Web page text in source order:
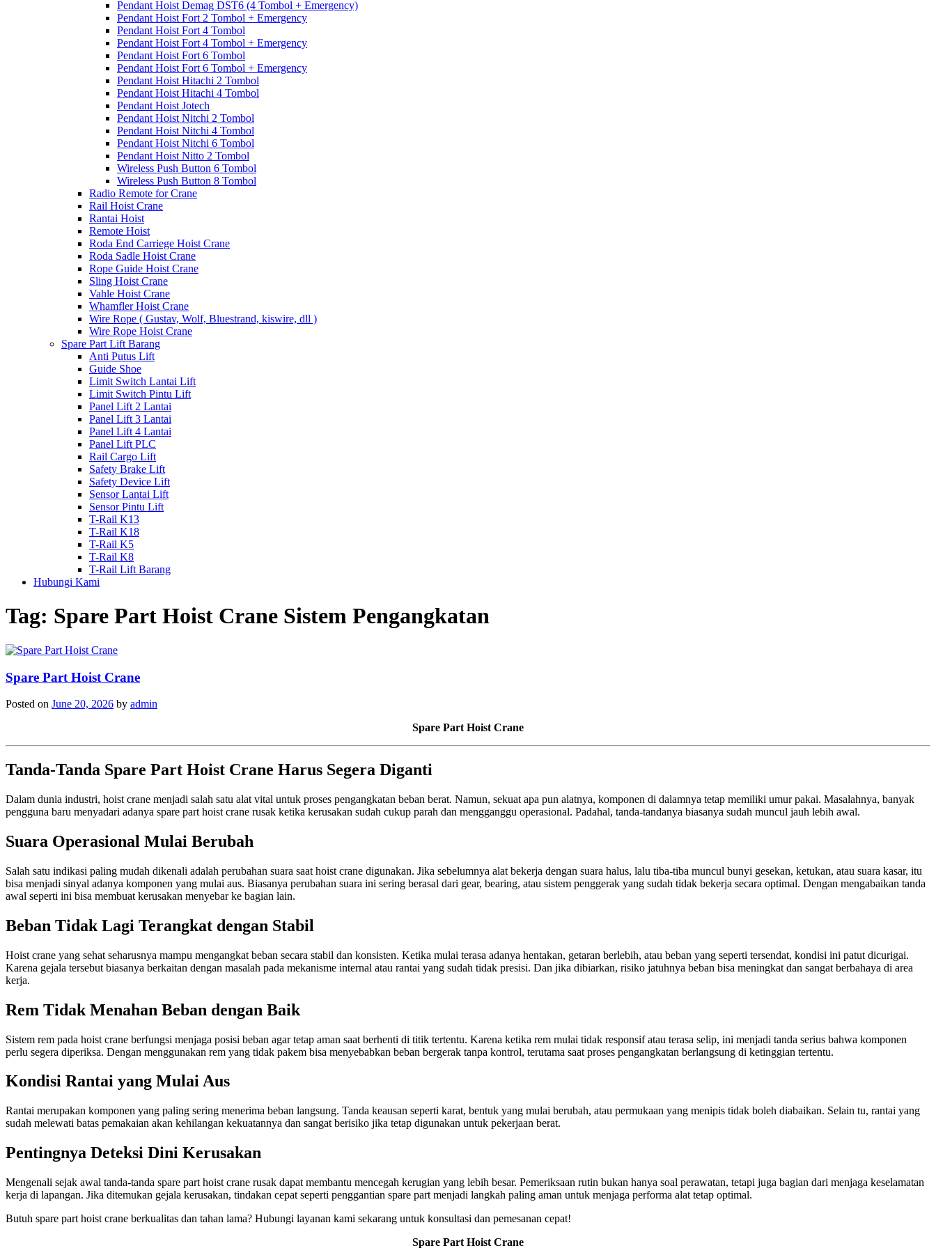
Pendant Hoist Demag DST6 (4 Tombol + Emergency)
Pendant Hoist Fort 2 Tombol + Emergency
Pendant Hoist Fort 4 Tombol
Pendant Hoist Fort 4 Tombol + Emergency
Pendant Hoist Fort 6 Tombol
Pendant Hoist Fort 6 Tombol + Emergency
Pendant Hoist Hitachi 2 Tombol
Pendant Hoist Hitachi 4 Tombol
Pendant Hoist Jotech
Pendant Hoist Nitchi 2 Tombol
Pendant Hoist Nitchi 4 Tombol
Pendant Hoist Nitchi 6 Tombol
Pendant Hoist Nitto 2 Tombol
Wireless Push Button 6 Tombol
Wireless Push Button 8 Tombol
Radio Remote for Crane
Rail Hoist Crane
Rantai Hoist
Remote Hoist
Roda End Carriege Hoist Crane
Roda Sadle Hoist Crane
Rope Guide Hoist Crane
Sling Hoist Crane
Vahle Hoist Crane
Whamfler Hoist Crane
Wire Rope ( Gustav, Wolf, Bluestrand, kiswire, dll )
Wire Rope Hoist Crane
Spare Part Lift Barang
Anti Putus Lift
Guide Shoe
Limit Switch Lantai Lift
Limit Switch Pintu Lift
Panel Lift 2 Lantai
Panel Lift 3 Lantai
Panel Lift 4 Lantai
Panel Lift PLC
Rail Cargo Lift
Safety Brake Lift
Safety Device Lift
Sensor Lantai Lift
Sensor Pintu Lift
T-Rail K13
T-Rail K18
T-Rail K5
T-Rail K8
T-Rail Lift Barang
Hubungi Kami
Tag: Spare Part Hoist Crane Sistem Pengangkatan
Spare Part Hoist Crane
Posted on June 20, 2026 by admin
Spare Part Hoist Crane
Tanda-Tanda Spare Part Hoist Crane Harus Segera Diganti
Dalam dunia industri, hoist crane menjadi salah satu alat vital untuk proses pengangkatan beban berat. Namun, sekuat apa pun alatnya, komponen di dalamnya tetap memiliki umur pakai. Masalahnya, banyak
pengguna baru menyadari adanya spare part hoist crane rusak ketika kerusakan sudah cukup parah dan mengganggu operasional. Padahal, tanda-tandanya biasanya sudah muncul jauh lebih awal.
Suara Operasional Mulai Berubah
Salah satu indikasi paling mudah dikenali adalah perubahan suara saat hoist crane digunakan. Jika sebelumnya alat bekerja dengan suara halus, lalu tiba-tiba muncul bunyi gesekan, ketukan, atau suara kasar, itu
bisa menjadi sinyal adanya komponen yang mulai aus. Biasanya perubahan suara ini sering berasal dari gear, bearing, atau sistem penggerak yang sudah tidak bekerja secara optimal. Dengan mengabaikan tanda
awal seperti ini bisa membuat kerusakan menyebar ke bagian lain.
Beban Tidak Lagi Terangkat dengan Stabil
Hoist crane yang sehat seharusnya mampu mengangkat beban secara stabil dan konsisten. Ketika mulai terasa adanya hentakan, getaran berlebih, atau beban yang seperti tersendat, kondisi ini patut dicurigai.
Karena gejala tersebut biasanya berkaitan dengan masalah pada mekanisme internal atau rantai yang sudah tidak presisi. Dan jika dibiarkan, risiko jatuhnya beban bisa meningkat dan sangat berbahaya di area
kerja.
Rem Tidak Menahan Beban dengan Baik
Sistem rem pada hoist crane berfungsi menjaga posisi beban agar tetap aman saat berhenti di titik tertentu. Karena ketika rem mulai tidak responsif atau terasa selip, ini menjadi tanda serius bahwa komponen
perlu segera diperiksa. Dengan menggunakan rem yang tidak pakem bisa menyebabkan beban bergerak tanpa kontrol, terutama saat proses pengangkatan berlangsung di ketinggian tertentu.
Kondisi Rantai yang Mulai Aus
Rantai merupakan komponen yang paling sering menerima beban langsung. Tanda keausan seperti karat, bentuk yang mulai berubah, atau permukaan yang menipis tidak boleh diabaikan. Selain tu, rantai yang
sudah melewati batas pemakaian akan kehilangan kekuatannya dan sangat berisiko jika tetap digunakan untuk pekerjaan berat.
Pentingnya Deteksi Dini Kerusakan
Mengenali sejak awal tanda-tanda spare part hoist crane rusak dapat membantu mencegah kerugian yang lebih besar. Pemeriksaan rutin bukan hanya soal perawatan, tetapi juga bagian dari menjaga keselamatan
kerja di lapangan. Jika ditemukan gejala kerusakan, tindakan cepat seperti penggantian spare part menjadi langkah paling aman untuk menjaga performa alat tetap optimal.
Butuh spare part hoist crane berkualitas dan tahan lama? Hubungi layanan kami sekarang untuk konsultasi dan pemesanan cepat!
Spare Part Hoist Crane